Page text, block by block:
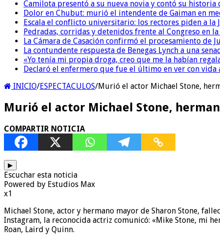
Camilota presentó a su nueva novia y contó su
Dolor en Chubut: murió el intendente de Gaiman en
Escala el conflicto universitario: los rectores piden a
Pedradas, corridas y detenidos frente al Congreso en
La Cámara de Casación confirmó el procesamiento
La contundente respuesta de Benegas Lynch a una
«Yo tenía mi propia droga, creo que me la habían
Declaró el enfermero que fue el último en ver con vida
INICIO/ESPECTACULOS/Murió el actor Michael Stone,
Murió el actor Michael Stone,
COMPARTIR NOTICIA
▶
Escuchar esta noticia
Powered by Estudios Max
x1
Michael Stone, actor y hermano mayor de Sharon Stone,
Instagram, la reconocida actriz comunicó: «Mike Stone, mi
Roan, Laird y Quinn.